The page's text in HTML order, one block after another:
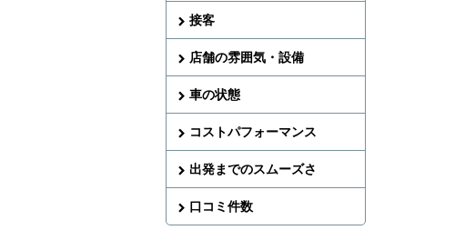
接客
店舗の雰囲気・設備
車の状態
コストパフォーマンス
出発までのスムーズさ
口コミ件数